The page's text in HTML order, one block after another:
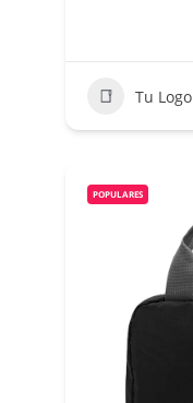
Tu Logo
POPULARES